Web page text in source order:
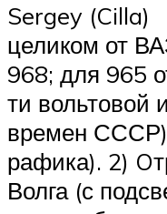
Sergey
целиком от
968; для 965
ти вольтовой
времен СССР)
рафика). 2)
Волга (с